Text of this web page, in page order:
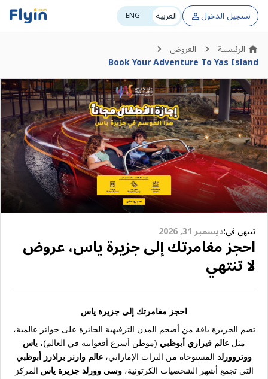
ENG العربية
تسجيل الدخول
الرئيسية
العروض
Book Your Adventure To Yas Island
احجز مغامرتك إلى جزيرة ياس، عروض
لا تنتهي
تنتهي في:ديسمبر 31, 2026
احجز مغامرتك إلى جزيرة ياس
تضم الجزيرة باقة من أضخم المدن الترفيهية الحائزة على جوائز عالمية،
مثل عالم فيراري أبوظبي (موطن أسرع أفعوانية في العالم)، ياس
ووتروورلد المستوحاة من التراث الإماراتي، عالم وارنر براذرز أبوظبي
التي تجمع أشهر الشخصيات الكرتونية،وسي وورلد جزيرة ياس المركز